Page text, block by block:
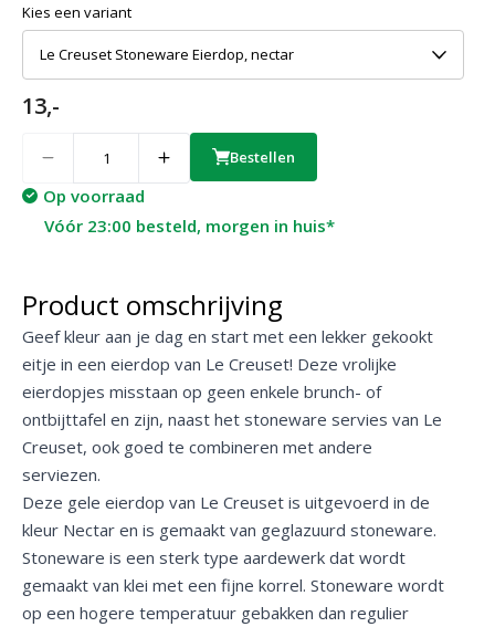
Kies een variant
Le Creuset Stoneware Eierdop, nectar
13,-
Bestellen
Op voorraad
Vóór 23:00 besteld, morgen in huis*
Product omschrijving
Geef kleur aan je dag en start met een lekker gekookt
eitje in een eierdop van Le Creuset! Deze vrolijke
eierdopjes misstaan op geen enkele brunch- of
ontbijttafel en zijn, naast het stoneware servies van Le
Creuset, ook goed te combineren met andere
serviezen.
Deze gele eierdop van Le Creuset is uitgevoerd in de
kleur Nectar en is gemaakt van geglazuurd stoneware.
Stoneware is een sterk type aardewerk dat wordt
gemaakt van klei met een fijne korrel. Stoneware wordt
op een hogere temperatuur gebakken dan regulier